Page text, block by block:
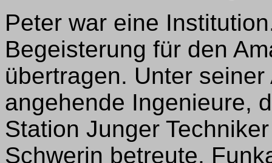
Peter war eine
Begeisterung für den
übertragen. Unter
angehende Ingenieure,
Station Junger
Schwerin betreute,